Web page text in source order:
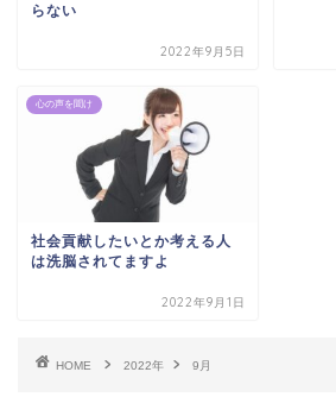
らない
2022年9月5日
心の声を聞け
社会貢献したいとか考える人
は洗脳されてますよ
2022年9月1日
HOME 2022年 9月